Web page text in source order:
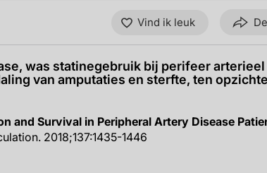
Vind ik leuk
was statinegebruik bij perifeer arterieel
van amputaties en sterfte, ten
and Survival in Peripheral Artery Disease
2018;137:1435-1446